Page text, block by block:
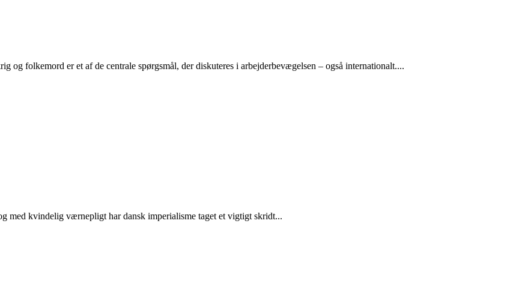
folkemord er et af de centrale spørgsmål, der diskuteres i arbejderbevægelsen – også internationalt....
med kvindelig værnepligt har dansk imperialisme taget et vigtigt skridt...